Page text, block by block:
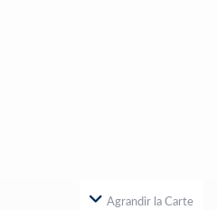
Agrandir la Carte